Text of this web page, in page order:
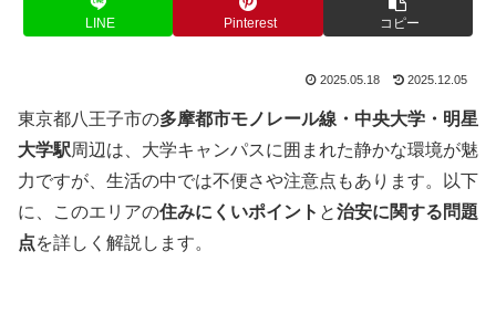
LINE Pinterest コピー
2025.05.18 2025.12.05
東京都八王子市の多摩都市モノレール線・中央大学・明星
大学駅周辺は、大学キャンパスに囲まれた静かな環境が魅
力ですが、生活の中では不便さや注意点もあります。以下
に、このエリアの住みにくいポイント と治安に関する問題
点を詳しく解説します。